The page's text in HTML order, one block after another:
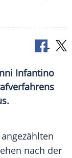
Infantino
nach der